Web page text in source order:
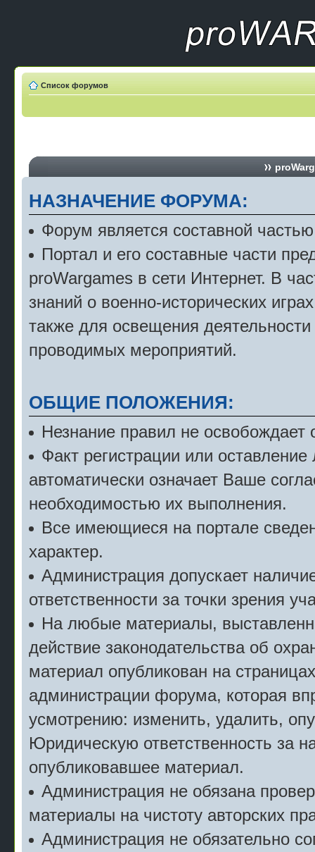
Список форумов
НАЗНАЧЕНИЕ ФОРУМА:
Форум является составной
Портал и его составные части
proWargames в сети Интернет. В
знаний о военно-исторических
также для освещения
проводимых мероприятий.
ОБЩИЕ ПОЛОЖЕНИЯ:
Незнание правил не освобождает
Факт регистрации или
автоматически означает Ваше
необходимостью их выполнения.
Все имеющиеся на портале
характер.
Администрация допускает
ответственности за точки зрения
На любые материалы,
действие законодательства об
материал опубликован на
администрации форума, которая
усмотрению: изменить, удалить,
Юридическую ответственность за
опубликовавшее материал.
Администрация не обязана
материалы на чистоту авторских
Администрация не обязательно